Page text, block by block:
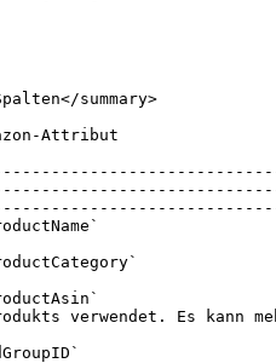
summary>
Attribut
|
verwendet. Es kann
|